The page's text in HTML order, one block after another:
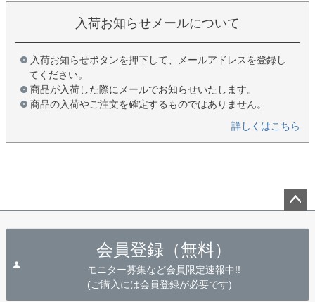
入荷お知らせメールについて
入荷お知らせボタンを押下して、メールアドレスを登録し
てください。
商品が入荷した際にメールでお知らせいたします。
商品の入荷やご注文を確定するものではありません。
詳しくはこちら
会員登録（無料）
モニター募集など会員限定速報中!!
(ご購入には会員登録が必要です)